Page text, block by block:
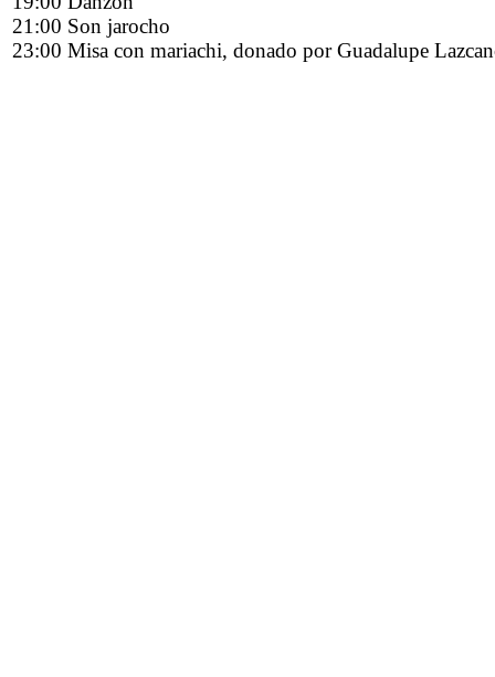
21:00 Son jarocho
23:00 Misa con mariachi, donado por Guadalupe